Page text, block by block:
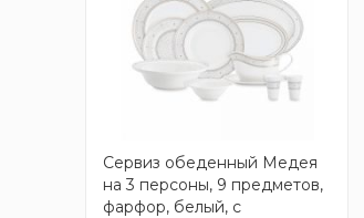
Сервиз обеденный Медея
на 3 персоны, 9 предметов,
фарфор, белый, с